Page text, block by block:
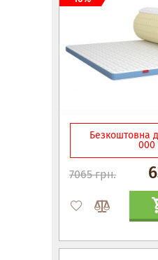
Безкоштовна
000
7065 грн.